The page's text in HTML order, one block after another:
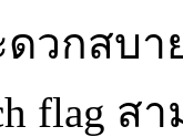
วกสบา
flag